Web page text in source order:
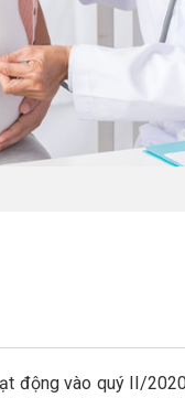
động vào quý II/